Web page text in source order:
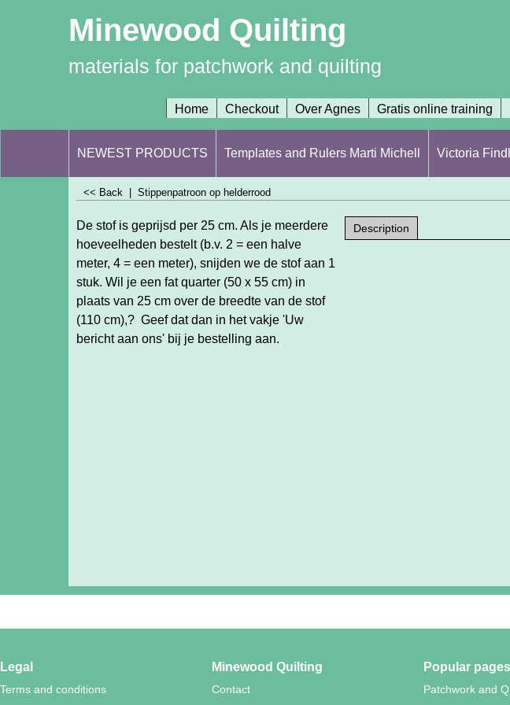
Minewood Quilting
materials for patchwork and quilting
Home Checkout Over Agnes Gratis online training
NEWEST PRODUCTS Templates and Rulers Marti Michell Victoria
<< Back Stippenpatroon op helderrood
Description
De stof is geprijsd per 25 cm. Als je meerdere
hoeveelheden bestelt (b.v. 2 = een halve
meter, 4 = een meter), snijden we de stof aan 1
stuk. Wil je een fat quarter (50 x 55 cm) in
plaats van 25 cm over de breedte van de stof
(110 cm),? Geef dat dan in het vakje 'Uw
bericht aan ons' bij je bestelling aan.
Legal
Terms and conditions
Minewood Quilting
Contact
Popular pages
Patchwork and